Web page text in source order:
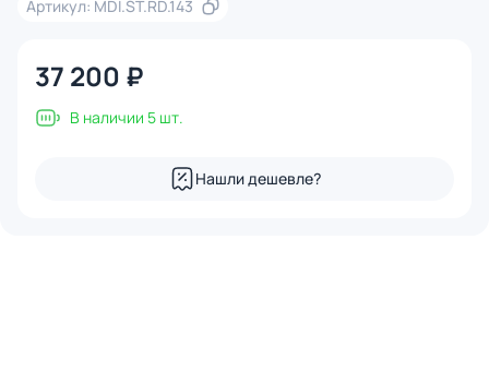
Артикул: MDI.ST.RD.143
37 200 ₽
В наличии 5 шт.
Нашли дешевле?